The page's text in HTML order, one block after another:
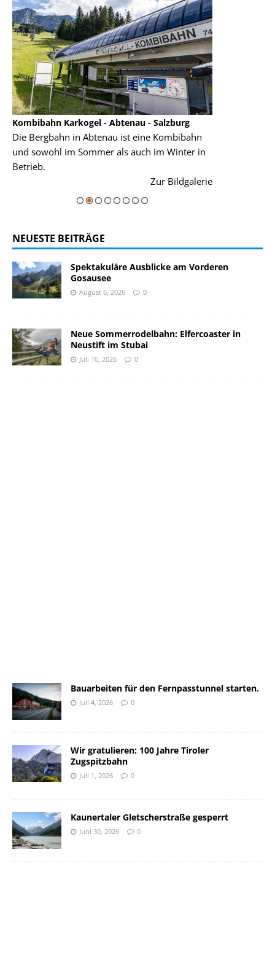
Kombibahn Karkogel - Abtenau - Salzburg
Die Bergbahn in Abtenau ist eine Kombibahn
und sowohl im Sommer als auch im Winter in
Betrieb.
Zur Bildgalerie
NEUESTE BEITRÄGE
Spektakuläre Ausblicke am Vorderen
Gosausee
August 6, 2026 0
Neue Sommerrodelbahn: Elfercoaster in
Neustift im Stubai
Juli 10, 2026 0
Bauarbeiten für den Fernpasstunnel starten.
Juli 4, 2026 0
Wir gratulieren: 100 Jahre Tiroler
Zugspitzbahn
Juli 1, 2026 0
Kaunertaler Gletscherstraße gesperrt
Juni 30, 2026 0